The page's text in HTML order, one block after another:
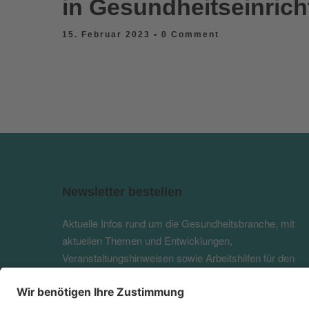
in
15. Februar 2023 • 0 Comment
Newsletter bestellen
Aktuelle Infos rund um die Gesundheitsbranche, mit
aktuellen Themen und Entwicklungen,
Veranstaltungshinweisen sowie Arbeitshilfen für den